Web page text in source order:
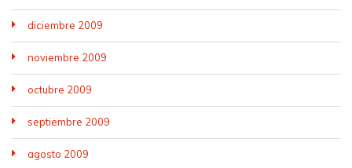
diciembre 2009
noviembre 2009
octubre 2009
septiembre 2009
agosto 2009